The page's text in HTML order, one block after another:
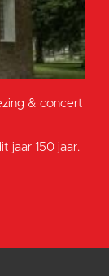
& concert
jaar 150 jaar.